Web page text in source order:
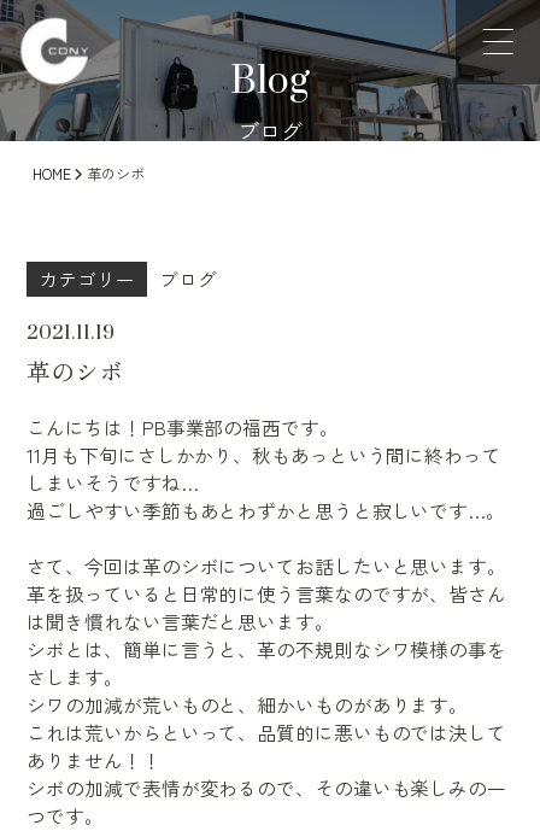
Blog
ブログ
HOME 革のシボ
カテゴリー ブログ
2021.11.19
革のシボ
こんにちは！PB事業部の福西です。
11月も下旬にさしかかり、秋もあっという間に終わって
しまいそうですね…
過ごしやすい季節もあとわずかと思うと寂しいです…。
さて、今回は革のシボについてお話したいと思います。
革を扱っていると日常的に使う言葉なのですが、皆さん
は聞き慣れない言葉だと思います。
シボとは、簡単に言うと、革の不規則なシワ模様の事を
さします。
シワの加減が荒いものと、細かいものがあります。
これは荒いからといって、品質的に悪いものでは決して
ありません！！
シボの加減で表情が変わるので、その違いも楽しみの一
つです。